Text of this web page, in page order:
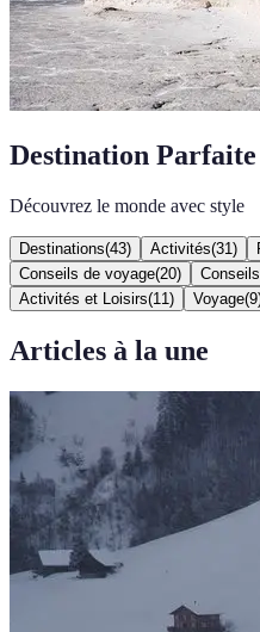
Destination Parfaite
Découvrez le monde avec style
Destinations(43) Activités(31 )
Conseils de voyage(20)
Activités et Loisirs(11 ) Voyage(9
Articles à la une